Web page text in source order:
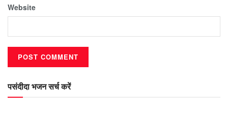
Website
पसंदीदा भजन सर्च करें